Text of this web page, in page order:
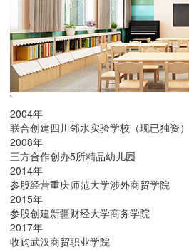
`
2004年
联合创建四川邻水实验学校（现已独资）
2008年
三方合作创办5所精品幼儿园
2014年
参股经营重庆师范大学涉外商贸学院
2015年
参股创建新疆财经大学商务学院
2017年
收购武汉商贸职业学院